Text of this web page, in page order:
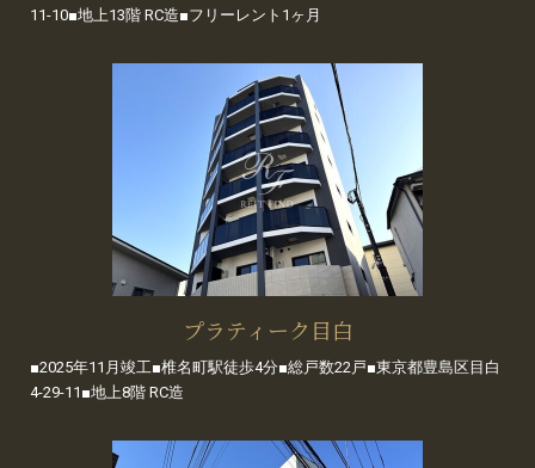
11-10■地上13階 RC造■フリーレント1ヶ月
プラティーク目白
■2025年11月竣工■椎名町駅徒歩4分■総戸数22戸■東京都豊島区目白
4-29-11■地上8階 RC造